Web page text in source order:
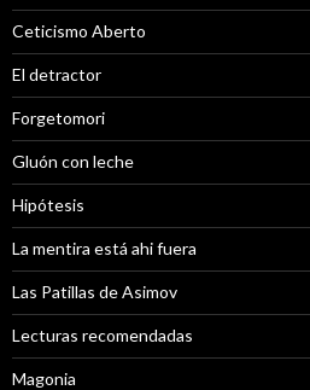
Ceticismo Aberto
El detractor
Forgetomori
Gluón con leche
Hipótesis
La mentira está ahi fuera
Las Patillas de Asimov
Lecturas recomendadas
Magonia